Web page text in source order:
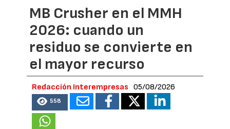
MB Crusher en el MMH
2026: cuando un
residuo se convierte en
el mayor recurso
Redacción Interempresas 05/08/2026
558